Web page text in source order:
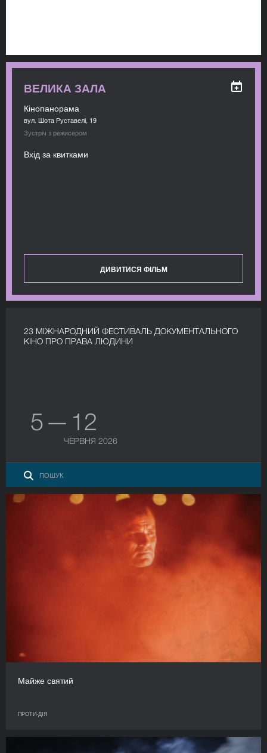
ВЕЛИКА ЗАЛА
Кінопанорама
вул. Шота Руставелі, 19
Зустріч з режисером
Вхід за квитками
ДИВИТИСЯ ФІЛЬМ
23 МІЖНАРОДНИЙ ФЕСТИВАЛЬ ДОКУМЕНТАЛЬНОГО
КІНО ПРО ПРАВА ЛЮДИНИ
5 — 12
ЧЕРВНЯ 2026
Майже святий
ПРОТИ-ДІЯ